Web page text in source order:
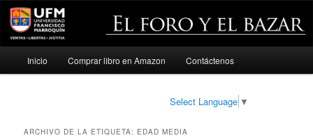
Ir
Ir
Inicio Comprar libro en Amazon Contáctenos
Select Language ▼
ARCHIVO DE LA ETIQUETA: EDAD MEDIA